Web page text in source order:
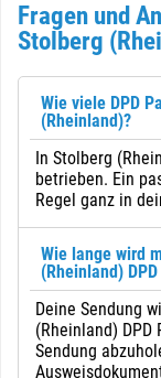
Fragen und
Stolberg
Wie viele DPD
(Rheinland)?
In Stolberg
betrieben. Ein
Regel ganz in
Wie lange wird
(Rheinland)
Deine Sendung
(Rheinland) DPD
Sendung